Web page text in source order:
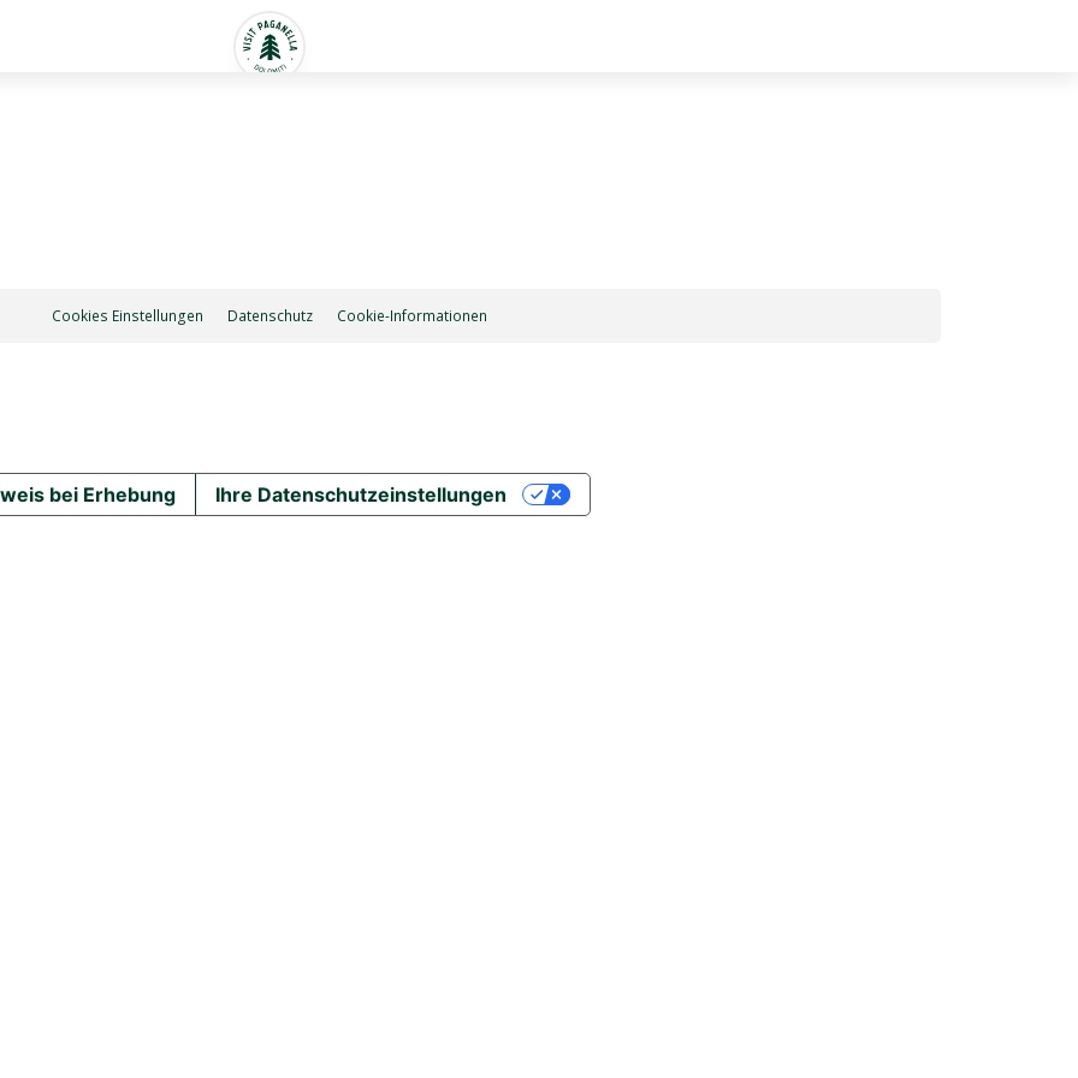
Cookies Einstellungen Datenschutz Cookie-Informationen
bei Erhebung Ihre Datenschutzeinstellungen